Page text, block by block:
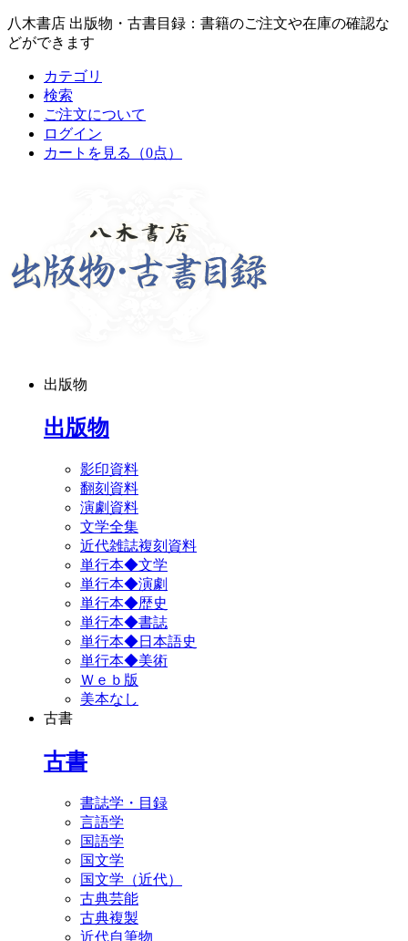
八木書店 出版物・古書目録：書籍のご注文や在庫の確認な
どができます
カテゴリ
検索
ご注文について
ログイン
カートを見る
（0点）
出版物
出版物
影印資料
翻刻資料
演劇資料
文学全集
近代雑誌複刻資料
単行本◆文学
単行本◆演劇
単行本◆歴史
単行本◆書誌
単行本◆日本語史
単行本◆美術
Ｗｅｂ版
美本なし
古書
古書
書誌学・目録
言語学
国語学
国文学
国文学（近代）
古典芸能
古典複製
近代自筆物